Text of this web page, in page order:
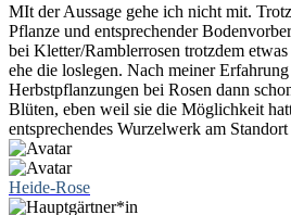
MIt der Aussage gehe ich nicht mit.
Pflanze und entsprechender
bei Kletter/Ramblerrosen trotzdem
ehe die loslegen. Nach meiner Erfahrung
Herbstpflanzungen bei Rosen dann
Blüten, eben weil sie die Möglichkeit
entsprechendes Wurzelwerk am
Heide-Rose